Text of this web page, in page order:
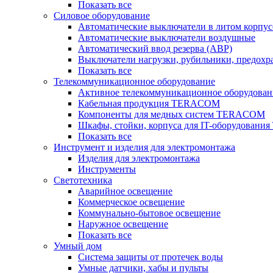
Показать все
Силовое оборудование
Автоматические выключатели в литом
Автоматические выключатели воздушные
Автоматический ввод резерва (АВР)
Выключатели нагрузки, рубильники,
Показать все
Телекоммуникационное оборудование
Активное телекоммуникационное
Кабельная продукция TERACOM
Компоненты для медных систем TERACOM
Шкафы, стойки, корпуса для IT-
Показать все
Инструмент и изделия для электромонтажа
Изделия для электромонтажа
Инструменты
Светотехника
Аварийное освещение
Коммерческое освещение
Коммунально-бытовое освещение
Наружное освещение
Показать все
Умный дом
Система защиты от протечек воды
Умные датчики, хабы и пульты